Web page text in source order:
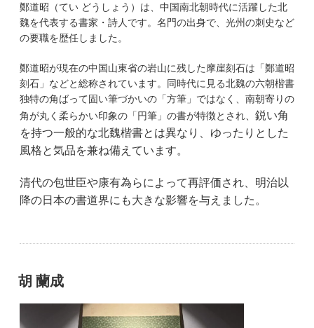
鄭道昭（てい どうしょう）は、中国南北朝時代に活躍した北
魏を代表する書家・詩人です。名門の出身で、光州の刺史など
の要職を歴任しました。
鄭道昭が現在の中国山東省の岩山に残した摩崖刻石は「鄭道昭
刻石」などと総称されています。同時代に見る北魏の六朝楷書
独特の角ばって固い筆づかいの「方筆」ではなく、南朝寄りの
角が丸く柔らかい印象の「円筆」の書が特徴とされ、 鋭い角
を持つ一般的な北魏楷書とは異なり、ゆったりとした
風格と気品を兼ね備えています。
清代の包世臣や康有為らによって再評価され、明治以
降の日本の書道界にも大きな影響を与えました。
胡 蘭成